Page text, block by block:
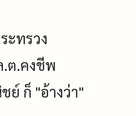
ะทรวง
.ต.คงชีพ
ย์ ก็ "อ้างว่า"